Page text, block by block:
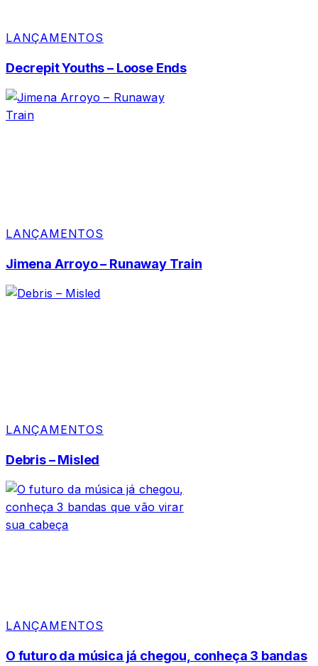
LANÇAMENTOS
Decrepit Youths – Loose Ends
LANÇAMENTOS
Jimena Arroyo – Runaway Train
LANÇAMENTOS
Debris – Misled
LANÇAMENTOS
O futuro da música já chegou, conheça 3 bandas